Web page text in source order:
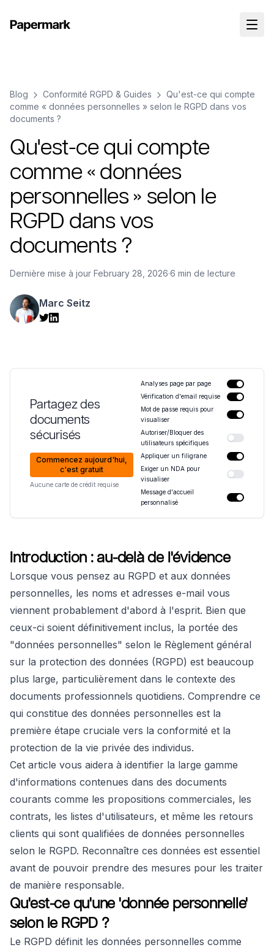
Blog Conformité RGPD & Guides
Qu'est-ce qui compte
comme « données personnelles » selon le RGPD dans vos
documents ?
Qu'est-ce qui compte
comme « données
personnelles » selon le
RGPD dans vos
documents ?
Dernière mise à jour February 28, 2026·6 min de lecture
Marc Seitz
Partagez des
documents
sécurisés
Commencez aujourd'hui,
c'est gratuit
Aucune carte de crédit requise
Analyses page par page
Vérification d'email requise
Mot de passe requis pour
visualiser
Autoriser/Bloquer des
utilisateurs spécifiques
Appliquer un filigrane
Exiger un NDA pour
visualiser
Message d'accueil
personnalisé
Introduction : au-delà de l'évidence
Lorsque vous pensez au RGPD et aux données
personnelles, les noms et adresses e-mail vous
viennent probablement d'abord à l'esprit. Bien que
ceux-ci soient définitivement inclus, la portée des
"données personnelles" selon le Règlement général
sur la protection des données (RGPD) est beaucoup
plus large, particulièrement dans le contexte des
documents professionnels quotidiens. Comprendre ce
qui constitue des données personnelles est la
première étape cruciale vers la conformité et la
protection de la vie privée des individus.
Cet article vous aidera à identifier la large gamme
d'informations contenues dans des documents
courants comme les propositions commerciales, les
contrats, les listes d'utilisateurs, et même les retours
clients qui sont qualifiées de données personnelles
selon le RGPD. Reconnaître ces données est essentiel
avant de pouvoir prendre des mesures pour les traiter
de manière responsable.
Qu'est-ce qu'une 'donnée personnelle'
selon le RGPD ?
Le RGPD définit les données personnelles comme